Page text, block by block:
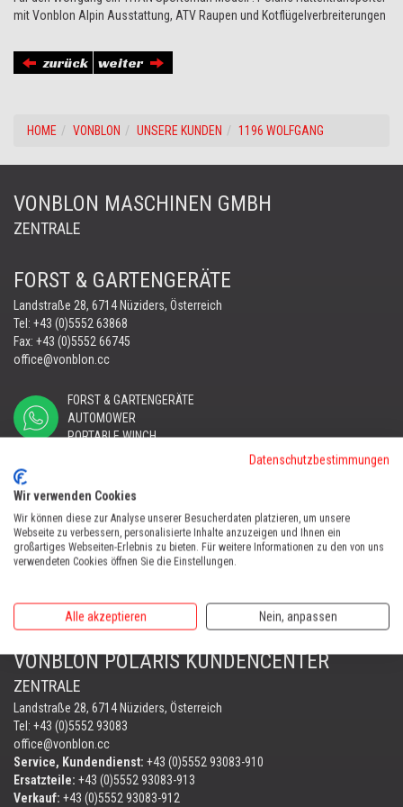
mit Vonblon Alpin Ausstattung, ATV Raupen und Kotflügelverbreiterungen
zurück weiter
HOME VONBLON UNSERE KUNDEN 1196 WOLFGANG
VONBLON MASCHINEN GMBH
ZENTRALE
FORST & GARTENGERÄTE
Landstraße 28, 6714 Nüziders, Österreich
Tel: +43 (0)5552 63868
Fax: +43 (0)5552 66745
office@vonblon.cc
FORST & GARTENGERÄTE
AUTOMOWER
PORTABLE WINCH
AUTOMOWER
Automower Kundendienst Nüziders
AUTOMOWER SHOP LUSTENAU
+43 676 780 96 73
VONBLON POLARIS KUNDENCENTER
ZENTRALE
Landstraße 28, 6714 Nüziders, Österreich
Tel: +43 (0)5552 93083
office@vonblon.cc
Service, Kundendienst: +43 (0)5552 93083-910
Ersatzteile: +43 (0)5552 93083-913
Verkauf: +43 (0)5552 93083-912
Datenschutzbestimmungen
Wir verwenden Cookies
Wir können diese zur Analyse unserer Besucherdaten platzieren, um unsere
Webseite zu verbessern, personalisierte Inhalte anzuzeigen und Ihnen ein
großartiges Webseiten-Erlebnis zu bieten. Für weitere Informationen zu den von uns
verwendeten Cookies öffnen Sie die Einstellungen.
Alle akzeptieren Nein, anpassen